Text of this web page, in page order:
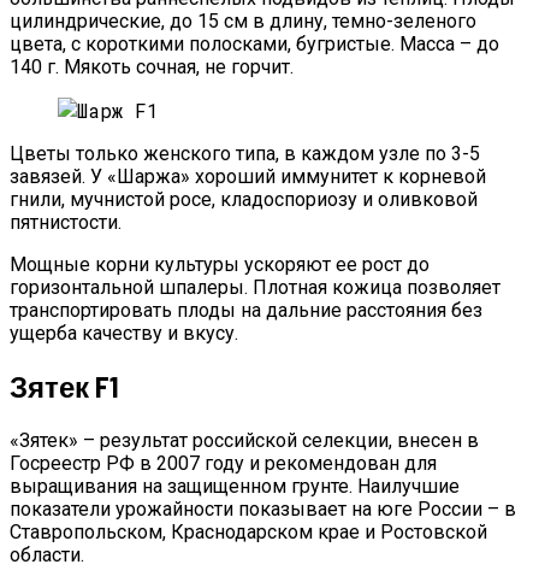
цилиндрические, до 15 см в длину, темно-зеленого
цвета, с короткими полосками, бугристые. Масса – до
140 г. Мякоть сочная, не горчит.
Цветы только женского типа, в каждом узле по 3-5
завязей. У «Шаржа» хороший иммунитет к корневой
гнили, мучнистой росе, кладоспориозу и оливковой
пятнистости.
Мощные корни культуры ускоряют ее рост до
горизонтальной шпалеры. Плотная кожица позволяет
транспортировать плоды на дальние расстояния без
ущерба качеству и вкусу.
Зятек F1
«Зятек» – результат российской селекции, внесен в
Госреестр РФ в 2007 году и рекомендован для
выращивания на защищенном грунте. Наилучшие
показатели урожайности показывает на юге России – в
Ставропольском, Краснодарском крае и Ростовской
области.